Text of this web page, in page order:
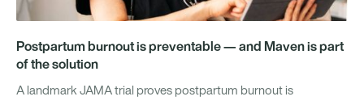
Postpartum burnout is preventable — and Maven is part
of the solution
A landmark JAMA trial proves postpartum burnout is